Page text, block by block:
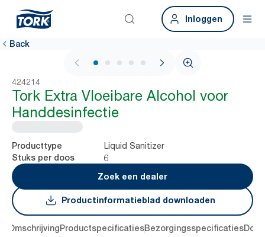
Inloggen
Back
1 / 6
424214
Tork Extra Vloeibare Alcohol voor
Handdesinfectie
Producttype Liquid Sanitizer
Stuks per doos
6
Zoek een dealer
Productinformatieblad downloaden
OmschrijvingProductspecificatiesBezorgingsspecificaties